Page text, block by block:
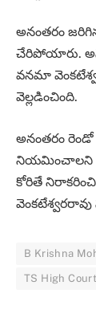
అనంతరం
చేరిపోయారు.
వనమా
వెల్లడించింది.
అనంతరం
నియమించాలని
కోరితే
వెంకటేశ్వరరావు
B Krishna
TS High Court